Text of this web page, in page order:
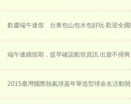
歡慶端午連假 台東包山包水包好玩 歡迎全
端午連續假期，提早確認船班資訊 出遊不掃興
2015臺灣國際熱氣球嘉年華​造型球命名活動